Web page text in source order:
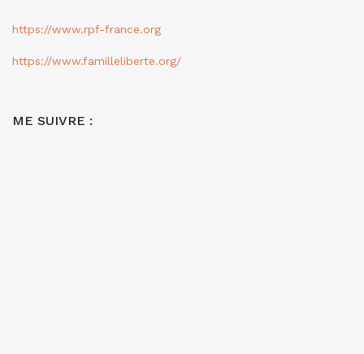
https://www.rpf-france.org
https://www.familleliberte.org/
ME SUIVRE :